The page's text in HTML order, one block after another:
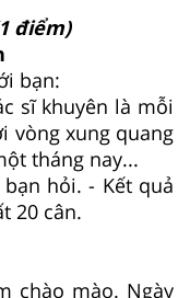
điểm)
bạn:
sĩ khuyên là mỗi
vòng xung quang
tháng nay...
hỏi. - Kết quả
20 cân.
chào mào. Ngày